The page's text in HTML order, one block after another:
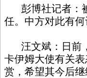
彭博社记者：
任。中方对此有
汪文斌：日前，
卡伊姆大使有关
赏，希望其今后